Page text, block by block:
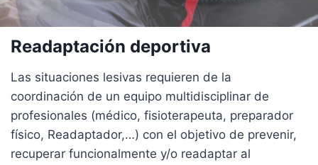
Readaptación deportiva
Las situaciones lesivas requieren de la
coordinación de un equipo multidisciplinar de
profesionales (médico, fisioterapeuta, preparador
físico, Readaptador,…) con el objetivo de prevenir,
recuperar funcionalmente y/o readaptar al